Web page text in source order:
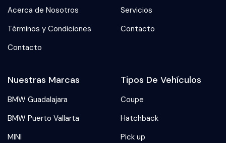
Acerca de Nosotros
Términos y Condiciones
Contacto
Servicios
Contacto
Nuestras Marcas
BMW Guadalajara
BMW Puerto Vallarta
MINI
Tipos De Vehículos
Coupe
Hatchback
Pick up